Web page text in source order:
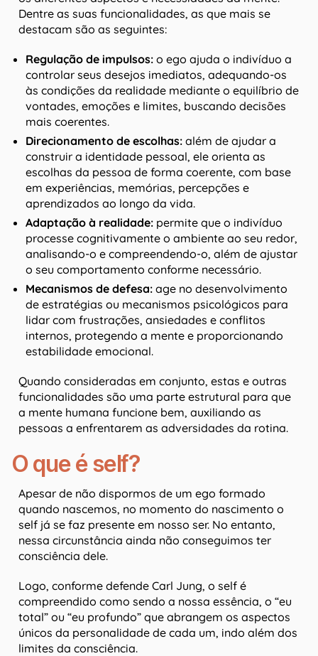
Dentre as suas funcionalidades, as que mais se
destacam são as seguintes:
Regulação de impulsos: o ego ajuda o indivíduo a
controlar seus desejos imediatos, adequando-os
às condições da realidade mediante o equilíbrio de
vontades, emoções e limites, buscando decisões
mais coerentes.
Direcionamento de escolhas: além de ajudar a
construir a identidade pessoal, ele orienta as
escolhas da pessoa de forma coerente, com base
em experiências, memórias, percepções e
aprendizados ao longo da vida.
Adaptação à realidade: permite que o indivíduo
processe cognitivamente o ambiente ao seu redor,
analisando-o e compreendendo-o, além de ajustar
o seu comportamento conforme necessário.
Mecanismos de defesa: age no desenvolvimento
de estratégias ou mecanismos psicológicos para
lidar com frustrações, ansiedades e conflitos
internos, protegendo a mente e proporcionando
estabilidade emocional.
Quando consideradas em conjunto, estas e outras
funcionalidades são uma parte estrutural para que
a mente humana funcione bem, auxiliando as
pessoas a enfrentarem as adversidades da rotina.
O que é self?
Apesar de não dispormos de um ego formado
quando nascemos, no momento do nascimento o
self já se faz presente em nosso ser. No entanto,
nessa circunstância ainda não conseguimos ter
consciência dele.
Logo, conforme defende Carl Jung, o self é
compreendido como sendo a nossa essência, o “eu
total” ou “eu profundo” que abrangem os aspectos
únicos da personalidade de cada um, indo além dos
limites da consciência.